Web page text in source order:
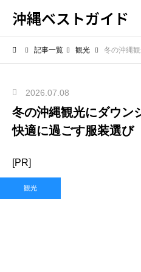
沖縄ベストガイド
記事一覧 観光 冬の沖縄観光に
2026.07.08
冬の沖縄観光にダウン
快適に過ごす服装選び
[PR]
観光